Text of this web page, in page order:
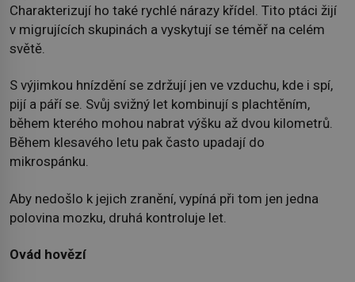
Charakterizují ho také rychlé nárazy křídel. Tito ptáci žijí
v migrujících skupinách a vyskytují se téměř na celém
světě.
S výjimkou hnízdění se zdržují jen ve vzduchu, kde i spí,
pijí a páří se. Svůj svižný let kombinují s plachtěním,
během kterého mohou nabrat výšku až dvou kilometrů.
Během klesavého letu pak často upadají do
mikrospánku.
Aby nedošlo k jejich zranění, vypíná při tom jen jedna
polovina mozku, druhá kontroluje let.
Ovád hovězí